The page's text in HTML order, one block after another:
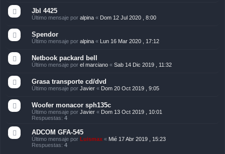
Jbl 4425
Último mensaje por alpina « Dom 12 Jul 2020 , 8:00
Spendor
Último mensaje por alpina « Lun 16 Mar 2020 , 17:12
Netbook packard bell
Último mensaje por el marciano « Sab 14 Dic 2019 , 11:32
Grasa transporte cd/dvd
Último mensaje por Javier « Dom 20 Oct 2019 , 9:05
Woofer monacor sph135c
Último mensaje por Javier « Dom 13 Oct 2019 , 10:01
Respuestas: 4
ADCOM GFA-545
Último mensaje por Luismax « Mié 17 Abr 2019 , 15:23
Respuestas: 4